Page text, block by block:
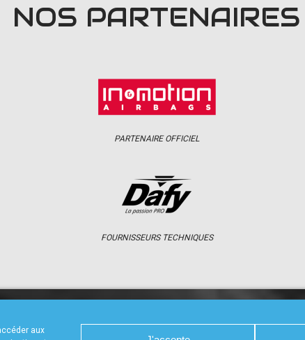
aux
NOS PARTENAIRES
PARTENAIRE OFFICIEL
FOURNISSEURS TECHNIQUES
CALENDRIER RÉSULTATS